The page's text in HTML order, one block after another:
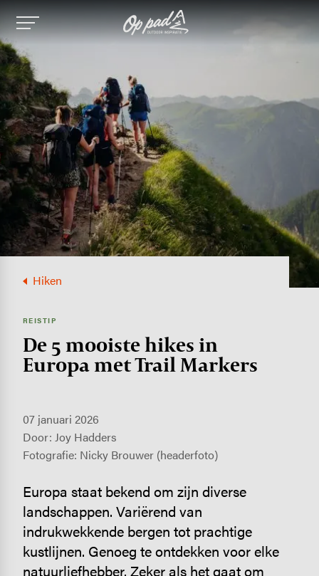
Image
Hiken
REISTIP
De 5 mooiste hikes in
Europa met Trail Markers
07 januari 2026
Door: Joy Hadders
Fotografie: Nicky Brouwer (headerfoto)
Europa staat bekend om zijn diverse
landschappen. Variërend van
indrukwekkende bergen tot prachtige
kustlijnen. Genoeg te ontdekken voor elke
natuurliefhebber. Zeker als het gaat om